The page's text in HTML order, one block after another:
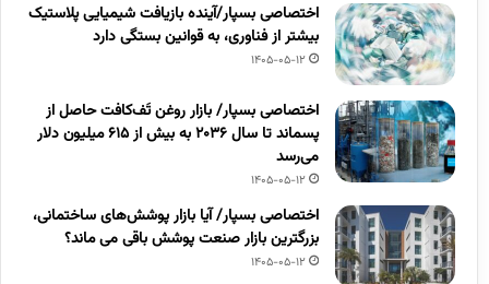
اختصاصی بسپار/آینده بازیافت شیمیایی پلاستیک
بیشتر از فناوری، به قوانین بستگی دارد
1405-05-12
اختصاصی بسپار/ بازار روغن تَف‌کافت حاصل از
پسماند تا سال ۲۰۳۶ به بیش از ۶۱۵ میلیون دلار
می‌رسد
1405-05-12
اختصاصی بسپار/ آیا بازار پوشش‌های ساختمانی،
بزرگترین بازار صنعت پوشش باقی می ماند؟
1405-05-12